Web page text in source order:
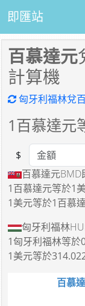
即匯站
百慕達元
計算機
匈牙利福林兌
1百慕達元
Amount
$
百慕達元BMD
1百慕達元等於1
1美元等於1百慕
匈牙利福林
1匈牙利福林等於
1美元等於
百慕